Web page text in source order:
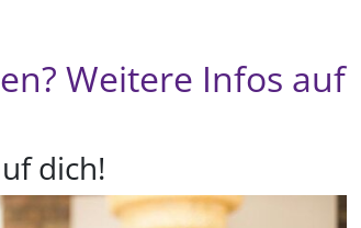
Weitere Infos auf
dich!